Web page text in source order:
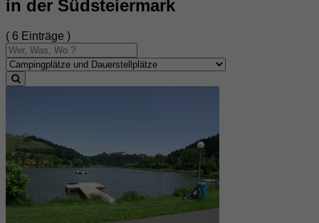
in der Südsteiermark
( 6 Einträge )